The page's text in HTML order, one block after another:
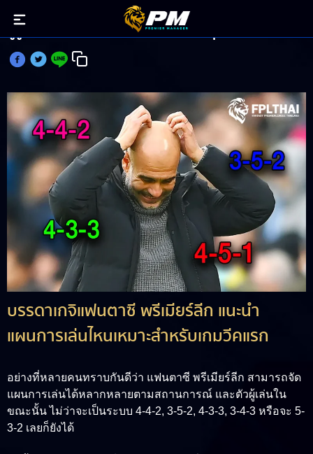
กูรูFPL เห็นตรงกันระบบ 3-5-2 น่าใช้สุด
บรรดาเกจิแฟนตาซี พรีเมียร์ลีก แนะนำ
แผนการเล่นไหนเหมาะสำหรับเกมวีคแรก
อย่างที่หลายคนทราบกันดีว่า แฟนตาซี พรีเมียร์ลีก สามารถจัด
แผนการเล่นได้หลากหลายตามสถานการณ์ และตัวผู้เล่นใน
ขณะนั้น ไม่ว่าจะเป็นระบบ 4-4-2, 3-5-2, 4-3-3, 3-4-3 หรือจะ 5-
3-2 เลยก็ยังได้